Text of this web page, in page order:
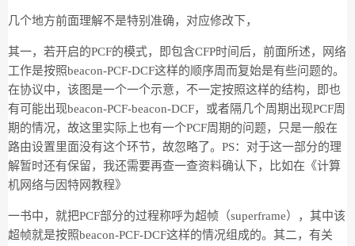
几个地方前面理解不是特别准确，对应修改下，
其一，若开启的PCF的模式，即包含CFP时间后，前面所述，网络
工作是按照beacon-PCF-DCF这样的顺序周而复始是有些问题的。
在协议中，该图是一个一个示意，不一定按照这样的结构，即也
有可能出现beacon-PCF-beacon-DCF，或者隔几个周期出现PCF周
期的情况，故这里实际上也有一个PCF周期的问题，只是一般在
路由设置里面没有这个环节，故忽略了。PS：对于这一部分的理
解暂时还有保留，我还需要再查一查资料确认下，比如在《计算
机网络与因特网教程》
一书中，就把PCF部分的过程称呼为超帧（superframe），其中该
超帧就是按照beacon-PCF-DCF这样的情况组成的。其二，有关